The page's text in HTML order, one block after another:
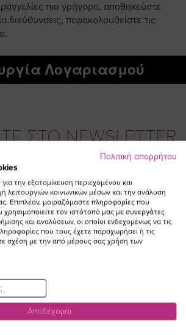
πιο γρήγορα, αποθηκεύστε
διεύθυνσεις, παρακολουθείστε τις
Λογαριασμού
ΣΤΟ NEWSLETTER
με τουςΌρους Χρήσης
VisitVisitVisitVisit
Πολιτική απορρήτου
την εξατομίκευση περιεχομένου και
λειτουργιών κοινωνικών μέσων και την ανάλυση
Επιπλέον, μοιραζόμαστε πληροφορίες που
τον ιστότοπό μας με συνεργάτες
και αναλύσεων, οι οποίοι ενδεχομένως να τις
που τους έχετε παραχωρήσει ή τις
σχέση με την από μέρους σας χρήση των
Αποδέχομαι